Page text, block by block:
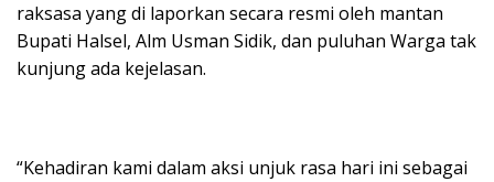
raksasa yang di laporkan secara resmi oleh mantan
Bupati Halsel, Alm Usman Sidik, dan puluhan Warga tak
kunjung ada kejelasan.
“Kehadiran kami dalam aksi unjuk rasa hari ini sebagai